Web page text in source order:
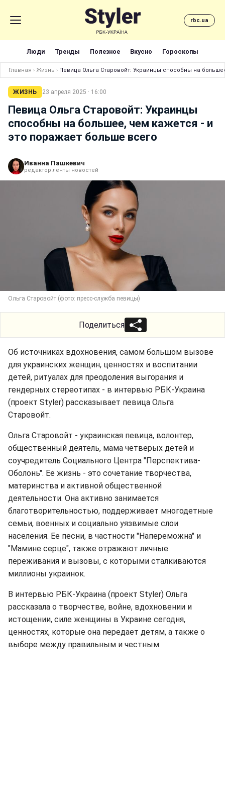
rbc.ua
Люди Тренды Полезное Вкусно Гороскопы
Главная › Жизнь › Певица Ольга Старовойт: Украинцы способны на
ЖИЗНЬ 23 апреля 2025 · 16:00
Певица Ольга Старовойт: Украинцы
способны на большее, чем кажется - и
это поражает больше всего
Иванна Пашкевич
редактор ленты новостей
Ольга Старовойт (фото: пресс-служба певицы)
Поделиться
Об источниках вдохновения, самом большом вызове
для украинских женщин, ценностях и воспитании
детей, ритуалах для преодоления выгорания и
гендерных стереотипах - в интервью РБК-Украина
(проект Styler) рассказывает певица Ольга
Старовойт.
Ольга Старовойт - украинская певица, волонтер,
общественный деятель, мама четверых детей и
соучредитель Социального Центра "Перспектива-
Оболонь". Ее жизнь - это сочетание творчества,
материнства и активной общественной
деятельности. Она активно занимается
благотворительностью, поддерживает многодетные
семьи, военных и социально уязвимые слои
населения. Ее песни, в частности "Напереможна" и
"Мамине серце", также отражают личные
переживания и вызовы, с которыми сталкиваются
миллионы украинок.
В интервью РБК-Украина (проект Styler) Ольга
рассказала о творчестве, войне, вдохновении и
истощении, силе женщины в Украине сегодня,
ценностях, которые она передает детям, а также о
выборе между правильным и честным.